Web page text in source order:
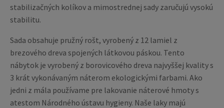
stabilizačných kolíkov a mimostrednej sady zaručujú vysokú
stabilitu.
Sada obsahuje pružný rošt, vyrobený z 12 lamiel z
brezového dreva spojených látkovou páskou. Tento
nábytok je vyrobený z borovicového dreva najvyššej kvality s
3 krát vykonávaným náterom ekologickými farbami. Ako
jedni z mála používame pre lakovanie náterové hmoty s
atestom Národného ústavu hygieny. Naše laky majú